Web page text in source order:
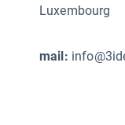
Luxembourg
mail: